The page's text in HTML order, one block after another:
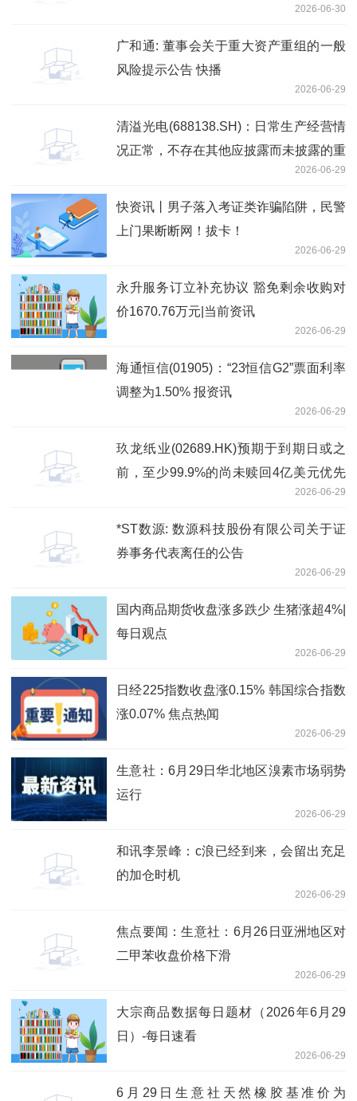
2026-06-30
广和通: 董事会关于重大资产重组的一般
风险提示公告 快播
2026-06-29
清溢光电(688138.SH)：日常生产经营情
况正常，不存在其他应披露而未披露的重
2026-06-29
快资讯丨男子落入考证类诈骗陷阱，民警
上门果断断网！拔卡！
2026-06-29
永升服务订立补充协议 豁免剩余收购对
价1670.76万元|当前资讯
2026-06-29
海通恒信(01905)：“23恒信G2”票面利率
调整为1.50% 报资讯
2026-06-29
玖龙纸业(02689.HK)预期于到期日或之
前，至少99.9%的尚未赎回4亿美元优先
永续资本证券总额将获有效交回-资讯
2026-06-29
*ST数源: 数源科技股份有限公司关于证
券事务代表离任的公告
2026-06-29
国内商品期货收盘涨多跌少 生猪涨超4%|
每日观点
2026-06-29
日经225指数收盘涨0.15% 韩国综合指数
涨0.07% 焦点热闻
2026-06-29
生意社：6月29日华北地区溴素市场弱势
运行
2026-06-29
和讯李景峰：c浪已经到来，会留出充足
的加仓时机
2026-06-29
焦点要闻：生意社：6月26日亚洲地区对
二甲苯收盘价格下滑
2026-06-29
大宗商品数据每日题材（2026年6月29
日）​-每日速看
2026-06-29
6月29日生意社天然橡胶基准价为